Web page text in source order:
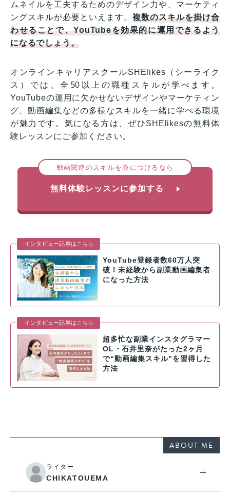
ムネイルを工夫するためのデザイン力や、マーケティ
ングスキルが必要といえます。複数のスキルを掛け合
わせることで、YouTubeを効果的に運用できるよう
になるでしょう。
オンラインキャリアスクールSHElikes（シーライク
ス）では、全50以上の職種スキルが学べます。
YouTubeの運用に欠かせないデザインやマーケティン
グ、動画編集などの多様なスキルを一緒に学べる環境
が魅力です。気になる方は、ぜひSHElikesの無料体
験レッスンにご参加ください。
動画関連のスキルを身につけるなら
無料体験レッスンに参加する
インタビュー記事はこちら
YouTube登録者数60万人突
破！未経験から副業動画編集者
になった方法
インタビュー記事はこちら
超多忙な副業インスタグラマー
OL・石井里奈がたった2ヶ月
で“動画編集スキル”を習得した
方法
ABOUT ME
ライター
CHIKATOUEMA